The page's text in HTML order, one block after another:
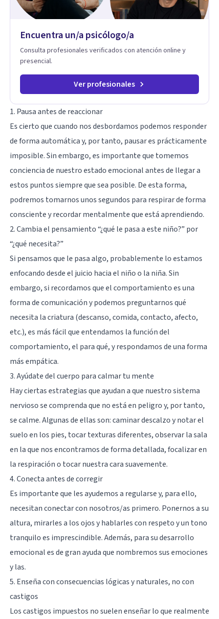
Encuentra un/a psicólogo/a
Consulta profesionales verificados con atención online y
presencial.
Ver profesionales
1. Pausa antes de reaccionar
Es cierto que cuando nos desbordamos podemos responder
de forma automática y, por tanto, pausar es prácticamente
imposible. Sin embargo, es importante que tomemos
conciencia de nuestro estado emocional antes de llegar a
estos puntos siempre que sea posible. De esta forma,
podremos tomarnos unos segundos para respirar de forma
consciente y recordar mentalmente que está aprendiendo.
2. Cambia el pensamiento “¿qué le pasa a este niño?” por
“¿qué necesita?”
Si pensamos que le pasa algo, probablemente lo estamos
enfocando desde el juicio hacia el niño o la niña. Sin
embargo, si recordamos que el comportamiento es una
forma de comunicación y podemos preguntarnos qué
necesita la criatura (descanso, comida, contacto, afecto,
etc.), es más fácil que entendamos la función del
comportamiento, el para qué, y respondamos de una forma
más empática.
3. Ayúdate del cuerpo para calmar tu mente
Hay ciertas estrategias que ayudan a que nuestro sistema
nervioso se comprenda que no está en peligro y, por tanto,
se calme. Algunas de ellas son: caminar descalzo y notar el
suelo en los pies, tocar texturas diferentes, observar la sala
en la que nos encontramos de forma detallada, focalizar en
la respiración o tocar nuestra cara suavemente.
4. Conecta antes de corregir
Es importante que les ayudemos a regularse y, para ello,
necesitan conectar con nosotros/as primero. Ponernos a su
altura, mirarles a los ojos y hablarles con respeto y un tono
tranquilo es imprescindible. Además, para su desarrollo
emocional es de gran ayuda que nombremos sus emociones
y las.
5. Enseña con consecuencias lógicas y naturales, no con
castigos
Los castigos impuestos no suelen enseñar lo que realmente